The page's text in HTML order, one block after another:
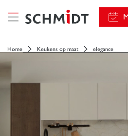
Home Keukens op maat elegance